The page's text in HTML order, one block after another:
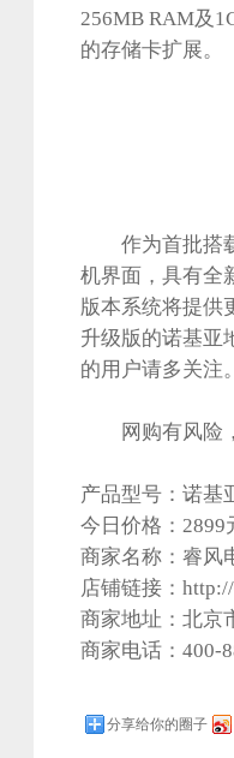
256MB RAM及
的存储卡扩展。
作为首批搭载
机界面，具有全
版本系统将提供
升级版的诺基亚
的用户请多关注。
网购有风险，
产品型号：诺基
今日价格：2899
商家名称：睿风
店铺链接：
商家地址：北京
商家电话：400-
分享给你的圈子